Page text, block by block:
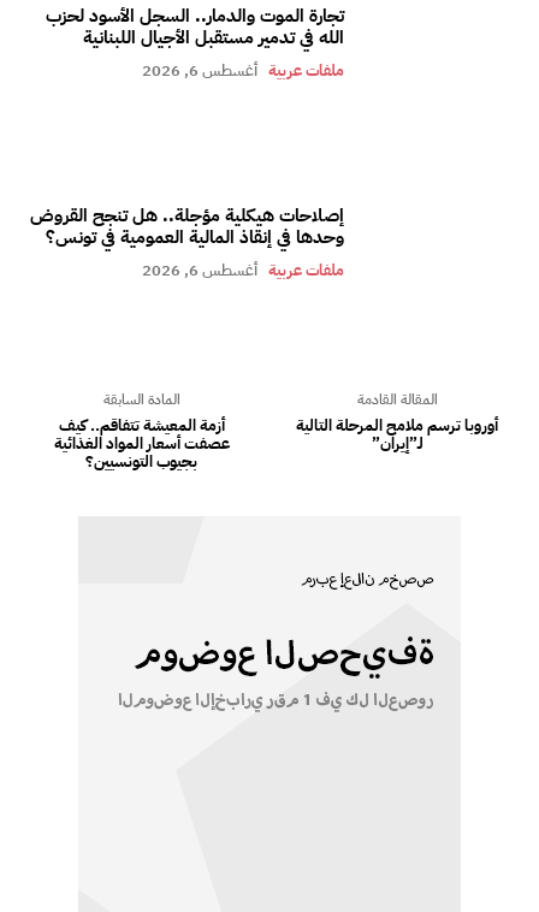
تجارة الموت والدمار.. السجل الأسود لحزب
الله في تدمير مستقبل الأجيال اللبنانية
ملفات عربية أغسطس 6, 2026
إصلاحات هيكلية مؤجلة.. هل تنجح القروض
وحدها في إنقاذ المالية العمومية في تونس؟
ملفات عربية أغسطس 6, 2026
المادة السابقة
أزمة المعيشة تتفاقم.. كيف
عصفت أسعار المواد الغذائية
بجيوب التونسيين؟
المقالة القادمة
‏أوروبا ترسم ملامح المرحلة التالية
لـ”إيران”‏‏